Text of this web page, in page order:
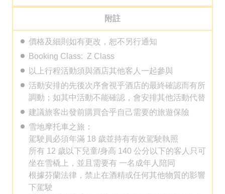
附註
價格及細則如有更改，恕不另行通知
Booking Class: Z Class
以上行程活動須與酒店其他客人一起參與
活動安排的先後次序會視乎酒店的最終確認而有所
調動；如其中活動不能確認，會安排其他活動代替
建議旅客出發前購買合乎自己需要的旅遊保險
雪地摩托車之旅：
駕駛員必須年滿 18 歲並持有有效駕駛執照
所有 12 歲以下兒童/身高 140 公分以下的客人只可
坐在雪橇上，並且需要有 一名成年人陪同
根據芬蘭法律，禁止在酒精或任何其他物質的影響
下駕駛